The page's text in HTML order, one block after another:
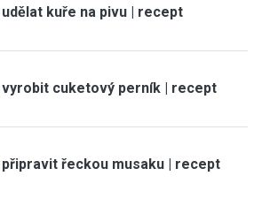
kuře na pivu | recept
vyrobit cuketový perník | recept
řeckou musaku | recept